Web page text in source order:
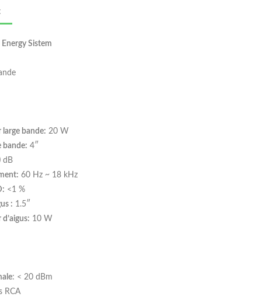
Sistem
large bande: 20 W
bande: 4″
dB
60 Hz ~ 18 kHz
<1 %
: 1.5″
10 W
: < 20 dBm
RCA